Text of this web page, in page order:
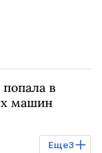
в
машин
Еще3